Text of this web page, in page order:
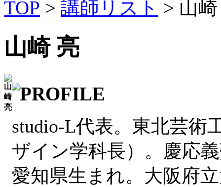
TOP > 講師リスト > 山
山崎 亮
studio-L代表。東北芸術
ザイン学科長）。慶応
愛知県生まれ。大阪府